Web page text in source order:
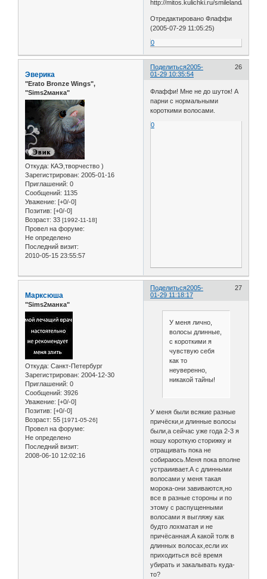
Отредактировано Флаффи
(2005-07-29 11:05:25)
0
Поделиться 26
2005-
01-29 10:35:54
Эверика
"Erato Bronze Wings",
"Sims2манка"
Откуда: КАЭ,творчество )
Зарегистрирован: 2005-01-16
Приглашений: 0
Сообщений: 1135
Уважение: [+0/-0]
Позитив: [+0/-0]
Возраст: 33 [1992-11-18]
Провел на форуме:
Не определено
Последний визит:
2010-05-15 23:55:57
Флаффи! Мне не до шуток! А
парни с нормальными
короткими волосами.
0
Поделиться 27
2005-
01-29 11:18:17
Марксюша
"Sims2манка"
Откуда: Санкт-Петербург
Зарегистрирован: 2004-12-30
Приглашений: 0
Сообщений: 3926
Уважение: [+0/-0]
Позитив: [+0/-0]
Возраст: 55 [1971-05-26]
Провел на форуме:
Не определено
Последний визит:
2008-06-10 12:02:16
У меня лично,
волосы длинные,
с короткими я
чувствую себя
как то
неуверенно,
никакой тайны!
У меня были всякие разные
причёски,и длинные волосы
были,а сейчас уже года 2-3 я
ношу короткую сторижку и
отращивать пока не
собираюсь.Меня пока вполне
устраиивает.А с длинными
волосами у меня такая
морока-они завиваются,но
все в разные стороны и по
этому с распущенными
волосами я выгляжу как
будто лохматая и не
причёсанная.А какой толк в
длинных волосах,если их
приходиться всё время
убирать и закалывать куда-
то?